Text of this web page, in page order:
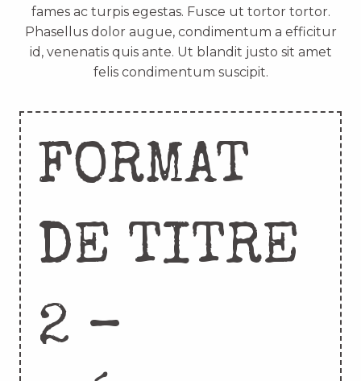
fames ac turpis egestas. Fusce ut tortor tortor.
Phasellus dolor augue, condimentum a efficitur
id, venenatis quis ante. Ut blandit justo sit amet
felis condimentum suscipit.
FORMAT
DE TITRE
2 –